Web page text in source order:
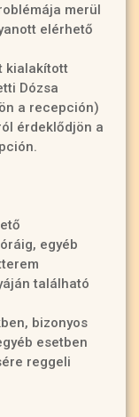
merül
elérhető
kialakított
Dózsa
a recepción)
érdeklődjön a
egyéb
található
bizonyos
esetben
reggeli